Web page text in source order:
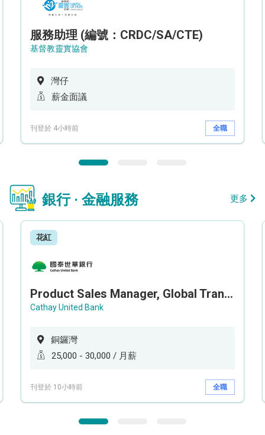
服務助理 (編號：CRDC/SA/CTE)
基督教靈實協會
灣仔
薪金面議
刊登於 4小時前 全職
銀行 · 金融服務 更多
花紅
Product Sales Manager, Global Transaction Service (GTS)
Cathay United Bank
銅鑼灣
25,000 - 30,000 / 月薪
刊登於 10小時前 全職